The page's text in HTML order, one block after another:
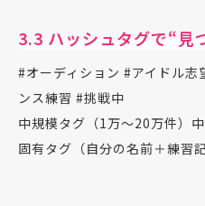
3.3 ハッシュタグで“見
#オーディション #アイドル
ンス練習 #挑戦中
中規模タグ（1万〜20万件）
固有タグ（自分の名前＋練習